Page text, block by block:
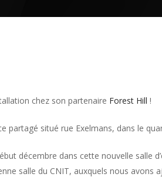
chez son partenaire Forest Hill !
partagé situé rue Exelmans, dans le
décembre dans cette nouvelle salle
salle du CNIT, auxquels nous avons